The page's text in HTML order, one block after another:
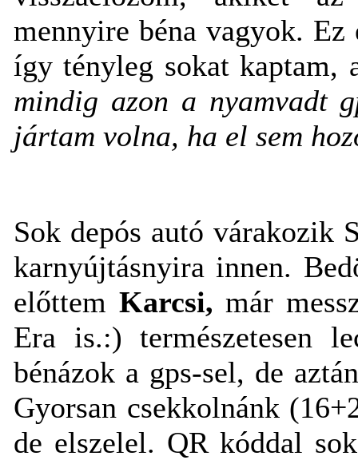
mennyire béna vagyok.
így tényleg sokat
mindig azon a nyamvadt
jártam volna, ha el sem
Sok depós autó várakozik
karnyújtásnyira innen.
előttem Karcsi, már
Era is.:) természetesen
bénázok a gps-sel, de
Gyorsan csekkolnánk
de elszelel. QR kóddal